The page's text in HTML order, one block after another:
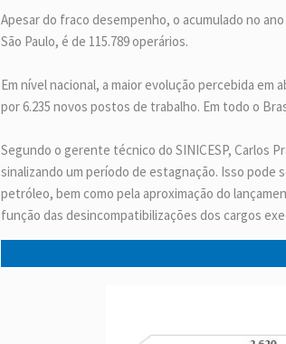
Apesar do fraco desempenho, o acumulado no
São Paulo, é de 115.789 operários.
Em nível nacional, a maior evolução percebida em
por 6.235 novos postos de trabalho. Em todo o
Segundo o gerente técnico do SINICESP, Carlos
sinalizando um período de estagnação. Isso pode
petróleo, bem como pela aproximação do
função das desincompatibilizações dos cargos